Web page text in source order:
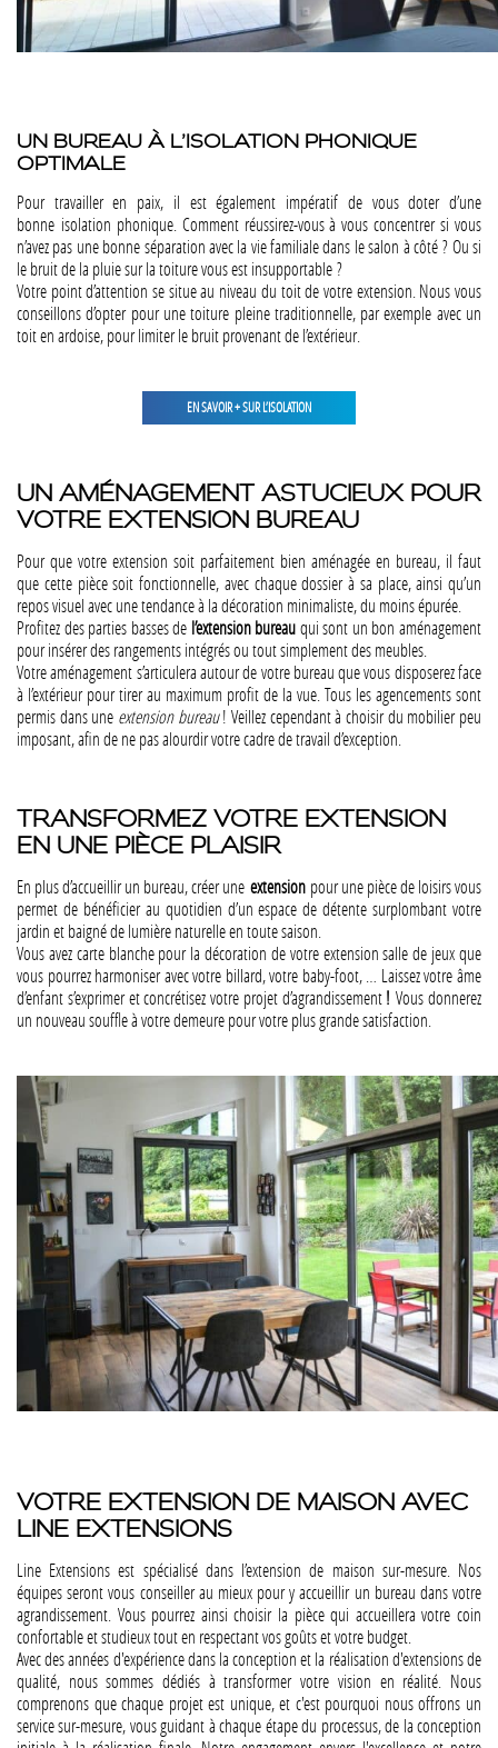
UN BUREAU À L’ISOLATION PHONIQUE
OPTIMALE
Pour travailler en paix, il est également impératif de vous doter d’une
bonne isolation phonique. Comment réussirez-vous à vous concentrer si vous
n’avez pas une bonne séparation avec la vie familiale dans le salon à côté ? Ou si
le bruit de la pluie sur la toiture vous est insupportable ?
Votre point d’attention se situe au niveau du toit de votre extension. Nous vous
conseillons d’opter pour une toiture pleine traditionnelle, par exemple avec un
toit en ardoise, pour limiter le bruit provenant de l’extérieur.
EN SAVOIR + SUR L’ISOLATION
UN AMÉNAGEMENT ASTUCIEUX POUR
VOTRE EXTENSION BUREAU
Pour que votre extension soit parfaitement bien aménagée en bureau, il faut
que cette pièce soit fonctionnelle, avec chaque dossier à sa place, ainsi qu’un
repos visuel avec une tendance à la décoration minimaliste, du moins épurée.
Profitez des parties basses de l’extension bureauqui sont un bon aménagement
pour insérer des rangements intégrés ou tout simplement des meubles.
Votre aménagement s’articulera autour de votre bureau que vous disposerez face
à l’extérieur pour tirer au maximum profit de la vue. Tous les agencements sont
permis dans une extension bureau! Veillez cependant à choisir du mobilier peu
imposant, afin de ne pas alourdir votre cadre de travail d’exception.
TRANSFORMEZ VOTRE EXTENSION
EN UNE PIÈCE PLAISIR
En plus d’accueillir un bureau, créer une extensionpour une pièce de loisirs vous
permet de bénéficier au quotidien d’un espace de détente surplombant votre
jardin et baigné de lumière naturelle en toute saison.
Vous avez carte blanche pour la décoration de votre extension salle de jeux que
vous pourrez harmoniser avec votre billard, votre baby-foot, … Laissez votre âme
d’enfant s’exprimer et concrétisez votre projet d’agrandissement! Vous donnerez
un nouveau souffle à votre demeure pour votre plus grande satisfaction.
VOTRE EXTENSION DE MAISON AVEC
LINE EXTENSIONS
Line Extensions est spécialisé dans l’extension de maison sur-mesure. Nos
équipes seront vous conseiller au mieux pour y accueillir un bureau dans votre
agrandissement. Vous pourrez ainsi choisir la pièce qui accueillera votre coin
confortable et studieux tout en respectant vos goûts et votre budget.
Avec des années d'expérience dans la conception et la réalisation d'extensions de
qualité, nous sommes dédiés à transformer votre vision en réalité. Nous
comprenons que chaque projet est unique, et c'est pourquoi nous offrons un
service sur-mesure, vous guidant à chaque étape du processus, de la conception